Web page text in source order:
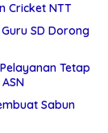
Cricket NTT
SD Dorong
Sabun